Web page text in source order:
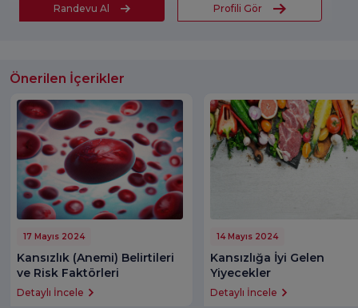
Randevu Al Profili Gör
Önerilen İçerikler
17 Mayıs 2024
Kansızlık (Anemi) Belirtileri
ve Risk Faktörleri
Detaylı İncele
14 Mayıs 2024
Kansızlığa İyi Gelen
Yiyecekler
Detaylı İncele